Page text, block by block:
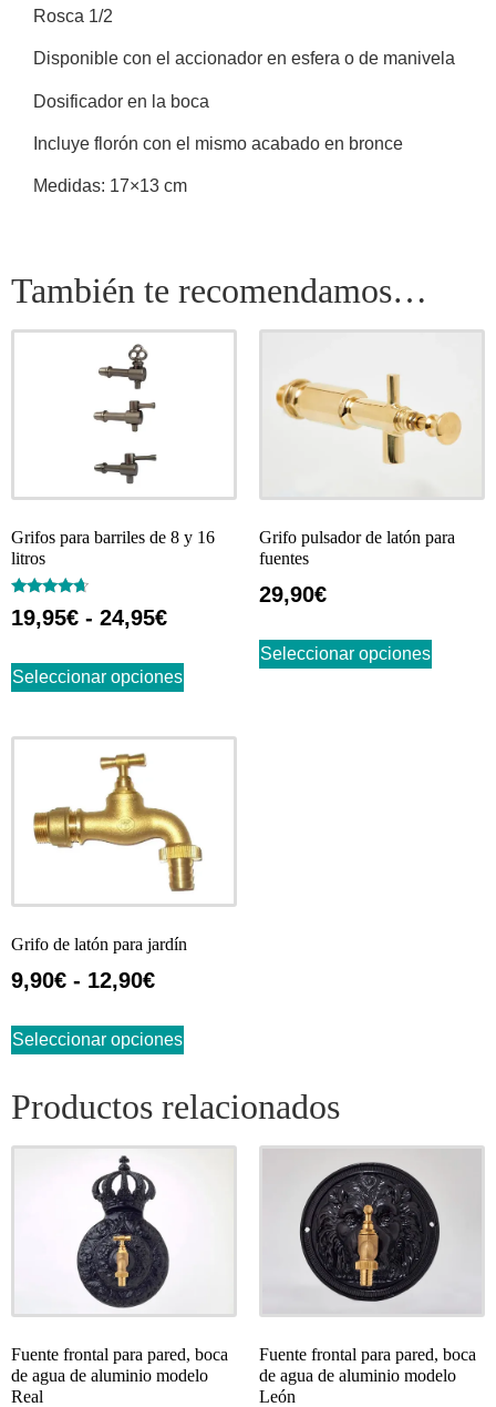
Rosca 1/2
Disponible con el accionador en esfera o de manivela
Dosificador en la boca
Incluye florón con el mismo acabado en bronce
Medidas: 17×13 cm
También te recomendamos…
Grifos para barriles de 8 y 16
litros
Valorado
con
19,95€ - 24,95€
Seleccionar opciones
Grifo pulsador de latón para
fuentes
29,90€
Seleccionar opciones
Grifo de latón para jardín
9,90€ - 12,90€
Seleccionar opciones
Productos relacionados
Fuente frontal para pared, boca
de agua de aluminio modelo
Real
Fuente frontal para pared, boca
de agua de aluminio modelo
León